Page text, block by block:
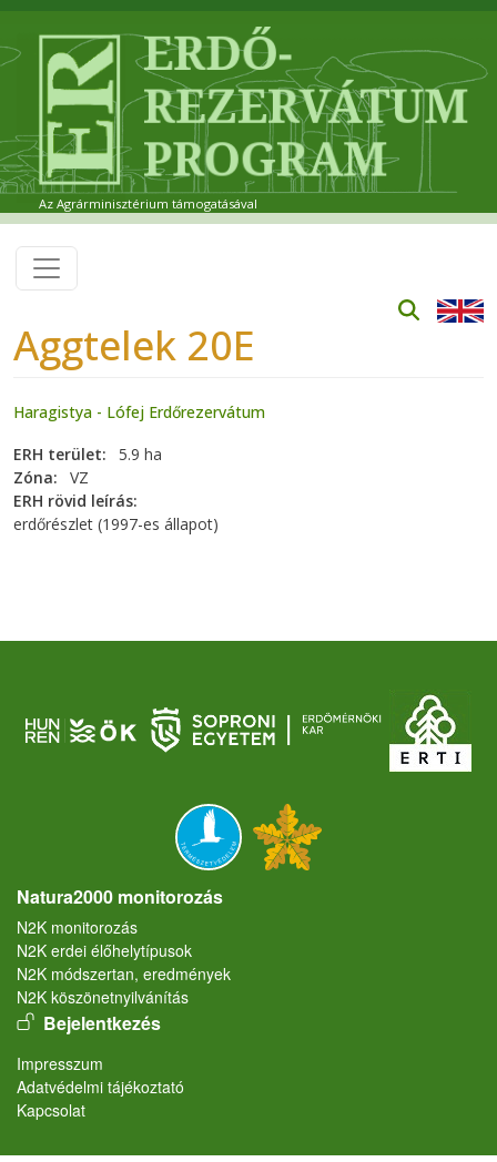
Az Agrárminisztérium támogatásával
Aggtelek 20E
Haragistya - Lófej Erdőrezervátum
ERH terület
5.9 ha
Zóna
VZ
ERH rövid leírás
erdőrészlet (1997-es állapot)
Natura2000 monitorozás
N2K monitorozás
N2K erdei élőhelytípusok
N2K módszertan, eredmények
N2K köszönetnyilvánítás
User account menu
Bejelentkezés
Lábléc
Impresszum
Adatvédelmi tájékoztató
Kapcsolat